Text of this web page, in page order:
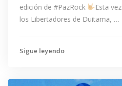
edición de #PazRock
Esta
los Libertadores de Duitama, …
Sigue leyendo